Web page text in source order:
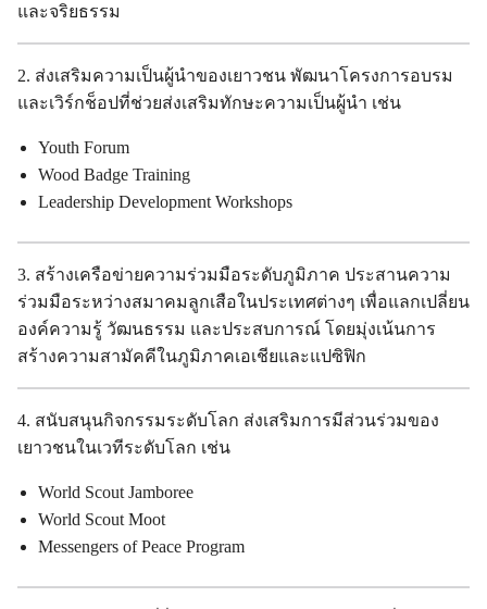
และจริยธรรม
2. ส่งเสริมความเป็นผู้นำของเยาวชน พัฒนาโครงการอบรม
และเวิร์กช็อปที่ช่วยส่งเสริมทักษะความเป็นผู้นำ เช่น
Youth Forum
Wood Badge Training
Leadership Development Workshops
3. สร้างเครือข่ายความร่วมมือระดับภูมิภาค ประสานความ
ร่วมมือระหว่างสมาคมลูกเสือในประเทศต่างๆ เพื่อแลกเปลี่ยน
องค์ความรู้ วัฒนธรรม และประสบการณ์ โดยมุ่งเน้นการ
สร้างความสามัคคีในภูมิภาคเอเชียและแปซิฟิก
4. สนับสนุนกิจกรรมระดับโลก ส่งเสริมการมีส่วนร่วมของ
เยาวชนในเวทีระดับโลก เช่น
World Scout Jamboree
World Scout Moot
Messengers of Peace Program